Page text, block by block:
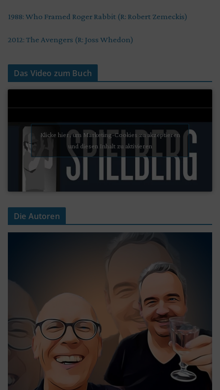
1988: Who Framed Roger Rabbit (R: Robert Zemeckis)
2012: The Avengers (R: Joss Whedon)
Das Video zum Buch
Klicke hier, um Marketing-Cookies zu akzeptieren
und diesen Inhalt zu aktivieren
Die Autoren